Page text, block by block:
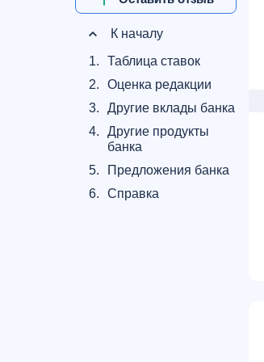
К началу
1.
Таблица ставок
2.
Оценка редакции
3.
Другие вклады банка
4.
Другие продукты
банка
5.
Предложения банка
6.
Справка